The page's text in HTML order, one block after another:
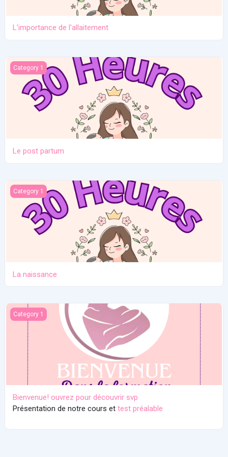
L'importance de l'allaitement
Le post partum
Category 1
Le post partum
La naissance
Category 1
La naissance
Bienvenue! ouvrez pour découvrir svp
Category 1
Bienvenue! ouvrez pour découvrir svp
Présentation de notre cours et test préalable